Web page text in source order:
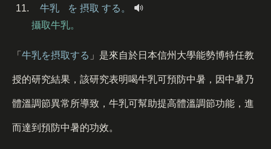
牛乳 を 摂取 する。
攝取牛乳。
「 牛乳を摂取する 」是來自於日本信州大學能勢博特任教
授的研究結果，該研究表明喝牛乳可預防中暑，因中暑乃
體溫調節異常所導致，牛乳可幫助提高體溫調節功能，進
而達到預防中暑的功效。